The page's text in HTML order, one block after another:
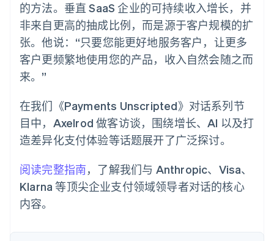
Stripe Sessions 2026
了解 Stripe 如何为 AI 构建经济基础设施。
生态系统
合作伙伴
Stripe App Marketplace
的方法。垂直 SaaS 企业的可持续收入增长，并
非来自更高的抽成比例，而是源于客户规模的扩
张。他说：“只要您能更好地服务客户，让更多
客户更频繁地使用您的产品，收入自然会随之而
来。”
在我们《Payments Unscripted》对话系列节
目中，Axelrod 做客访谈，围绕增长、AI 以及打
造差异化支付体验等话题展开了广泛探讨。
阅读完整指南，了解我们与 Anthropic、Visa、
Klarna 等顶尖企业支付领域领导者对话的核心
内容。